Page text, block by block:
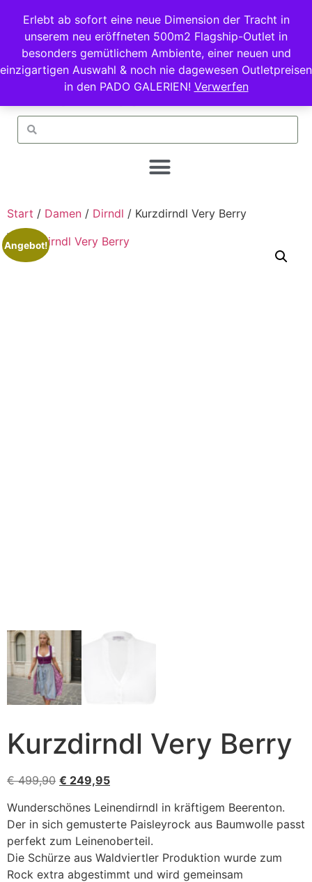
Erlebt ab sofort eine neue Dimension der Tracht in
unserem neu eröffneten 500m2 Flagship-Outlet in
besonders gemütlichem Ambiente, einer neuen und
einzigartigen Auswahl & noch nie dagewesen Outletpreisen
in den PADO GALERIEN! Verwerfen
Start / Damen / Dirndl / Kurzdirndl Very Berry
Angebot!
Kurzdirndl Very Berry
€499,90 € 249,95
Wunderschönes Leinendirndl in kräftigem Beerenton.
Der in sich gemusterte Paisleyrock aus Baumwolle passt
perfekt zum Leinenoberteil.
Die Schürze aus Waldviertler Produktion wurde zum
Rock extra abgestimmt und wird gemeinsam